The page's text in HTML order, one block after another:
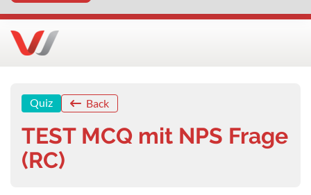
Quiz Back
TEST MCQ mit NPS Frage
(RC)